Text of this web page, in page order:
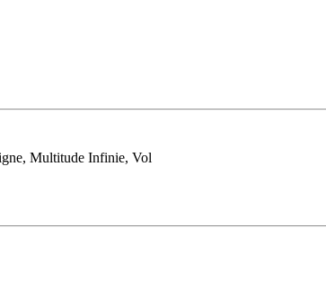
Multitude Infinie, Vol